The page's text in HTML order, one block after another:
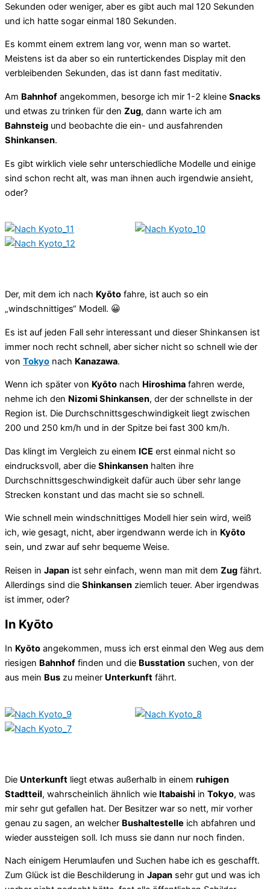
Sekunden oder weniger, aber es gibt auch mal 120 Sekunden
und ich hatte sogar einmal 180 Sekunden.
Es kommt einem extrem lang vor, wenn man so wartet.
Meistens ist da aber so ein runtertickendes Display mit den
verbleibenden Sekunden, das ist dann fast meditativ.
Am Bahnhof angekommen, besorge ich mir 1-2 kleine Snacks
und etwas zu trinken für den Zug, dann warte ich am
Bahnsteig und beobachte die ein- und ausfahrenden
Shinkansen.
Es gibt wirklich viele sehr unterschiedliche Modelle und einige
sind schon recht alt, was man ihnen auch irgendwie ansieht,
oder?
Der, mit dem ich nach Kyōto fahre, ist auch so ein
„windschnittiges“ Modell. 😀
Es ist auf jeden Fall sehr interessant und dieser Shinkansen ist
immer noch recht schnell, aber sicher nicht so schnell wie der
von Tokyo nach Kanazawa.
Wenn ich später von Kyōto nach Hiroshima fahren werde,
nehme ich den Nizomi Shinkansen, der der schnellste in der
Region ist. Die Durchschnittsgeschwindigkeit liegt zwischen
200 und 250 km/h und in der Spitze bei fast 300 km/h.
Das klingt im Vergleich zu einem ICE erst einmal nicht so
eindrucksvoll, aber die Shinkansen halten ihre
Durchschnittsgeschwindigkeit dafür auch über sehr lange
Strecken konstant und das macht sie so schnell.
Wie schnell mein windschnittiges Modell hier sein wird, weiß
ich, wie gesagt, nicht, aber irgendwann werde ich in Kyōto
sein, und zwar auf sehr bequeme Weise.
Reisen in Japan ist sehr einfach, wenn man mit dem Zug fährt.
Allerdings sind die Shinkansen ziemlich teuer. Aber irgendwas
ist immer, oder?
In Kyōto
In Kyōto angekommen, muss ich erst einmal den Weg aus dem
riesigen Bahnhof finden und die Busstation suchen, von der
aus mein Bus zu meiner Unterkunft fährt.
Die Unterkunft liegt etwas außerhalb in einem ruhigen
Stadtteil, wahrscheinlich ähnlich wie Itabaishi in Tokyo, was
mir sehr gut gefallen hat. Der Besitzer war so nett, mir vorher
genau zu sagen, an welcher Bushaltestelle ich abfahren und
wieder aussteigen soll. Ich muss sie dann nur noch finden.
Nach einigem Herumlaufen und Suchen habe ich es geschafft.
Zum Glück ist die Beschilderung in Japan sehr gut und was ich